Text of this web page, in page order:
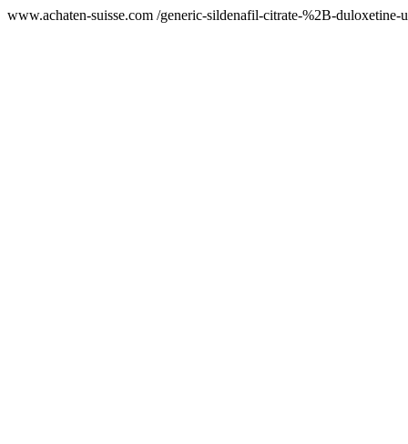
www.achaten-suisse.com /generic-sildenafil-citrate-%2B-duloxetine-